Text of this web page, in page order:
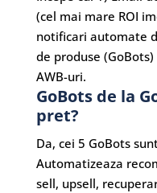
(cel mai mare ROI
notificari automate
de produse
AWB-uri.
GoBots de la
pret?
Da, cei 5 GoBots
Automatizeaza
sell, upsell,